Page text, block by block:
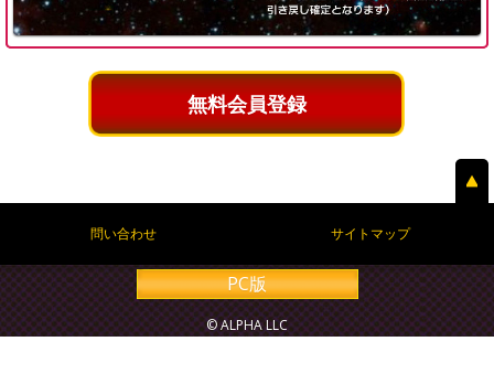
無料会員登録
問い合わせ サイトマップ
PC版
© ALPHA LLC